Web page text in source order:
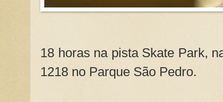
18 horas na pista Skate Park,
1218 no Parque São Pedro.